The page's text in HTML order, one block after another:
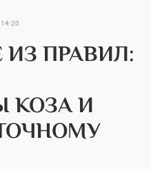
ПРАВИЛ:
КОЗА И